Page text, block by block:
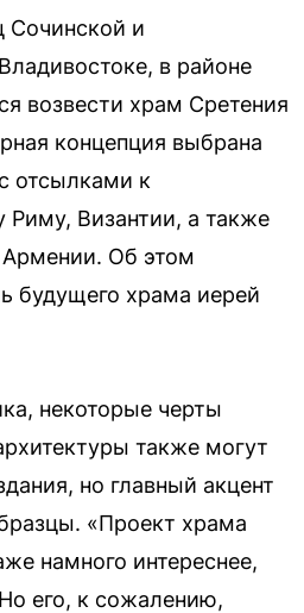
Сочинской и
в районе
возвести храм Сретения
концепция выбрана
отсылками к
Риму, Византии, а также
Об этом
будущего храма иерей
некоторые черты
также могут
но главный акцент
«Проект храма
намного интереснее,
его, к сожалению,